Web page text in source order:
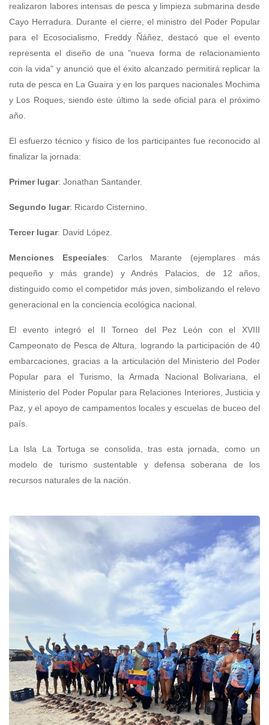
realizaron labores intensas de pesca y limpieza submarina desde
Cayo Herradura. Durante el cierre, el ministro del Poder Popular
para el Ecosocialismo, Freddy Ñáñez, destacó que el evento
representa el diseño de una "nueva forma de relacionamiento
con la vida" y anunció que el éxito alcanzado permitirá replicar la
ruta de pesca en La Guaira y en los parques nacionales Mochima
y Los Roques, siendo este último la sede oficial para el próximo
año.
El esfuerzo técnico y físico de los participantes fue reconocido al
finalizar la jornada:
Primer lugar: Jonathan Santander.
Segundo lugar: Ricardo Cisternino.
Tercer lugar: David López.
Menciones Especiales: Carlos Marante (ejemplares más
pequeño y más grande) y Andrés Palacios, de 12 años,
distinguido como el competidor más joven, simbolizando el relevo
generacional en la conciencia ecológica nacional.
El evento integró el II Torneo del Pez León con el XVIII
Campeonato de Pesca de Altura, logrando la participación de 40
embarcaciones, gracias a la articulación del Ministerio del Poder
Popular para el Turismo, la Armada Nacional Bolivariana, el
Ministerio del Poder Popular para Relaciones Interiores, Justicia y
Paz, y el apoyo de campamentos locales y escuelas de buceo del
país.
La Isla La Tortuga se consolida, tras esta jornada, como un
modelo de turismo sustentable y defensa soberana de los
recursos naturales de la nación.